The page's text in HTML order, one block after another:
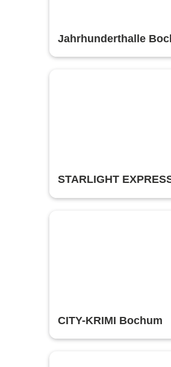
Jahrhunderthalle
STARLIGHT
THEATER BOCHUM
CITY-KRIMI Bochum